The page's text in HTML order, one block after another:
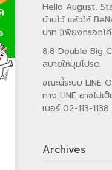
Hello August,
บ้านไว้ แล้วให้
บาท [เพียงกรอกโ
8.8 Double Big
สบายให้มุมโปรด
ขณะนี้ระบบ LINE
ทาง LINE อาจไม่
เบอร์ 02-113-1138
Archives